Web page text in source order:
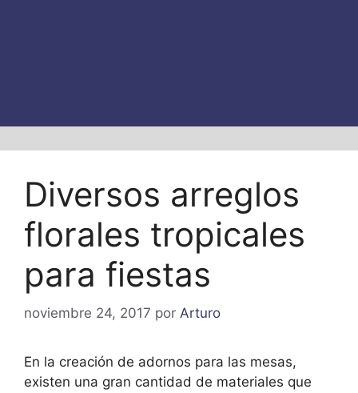
Diversos arreglos
florales tropicales
para fiestas
noviembre 24, 2017 por Arturo
En la creación de adornos para las mesas,
existen una gran cantidad de materiales que